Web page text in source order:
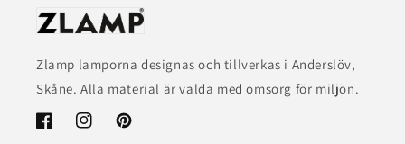
Zlamp lamporna designas och tillverkas i Anderslöv,
Skåne. Alla material är valda med omsorg för miljön.
FacebookInstagramPinterest